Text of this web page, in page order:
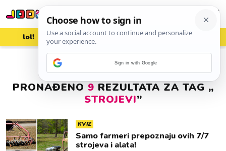
lol! aww vrh! woot?!
PRONAĐENO 9 REZULTATA ZA TAG „
STROJEVI”
KVIZ
Samo farmeri prepoznaju ovih 7/7
strojeva i alata!
Sign in with Google